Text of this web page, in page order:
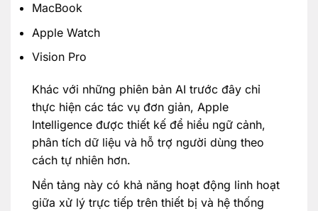
MacBook
Apple Watch
Vision Pro
Khác với những phiên bản AI trước đây chỉ
thực hiện các tác vụ đơn giản, Apple
Intelligence được thiết kế để hiểu ngữ cảnh,
phân tích dữ liệu và hỗ trợ người dùng theo
cách tự nhiên hơn.
Nền tảng này có khả năng hoạt động linh hoạt
giữa xử lý trực tiếp trên thiết bị và hệ thống